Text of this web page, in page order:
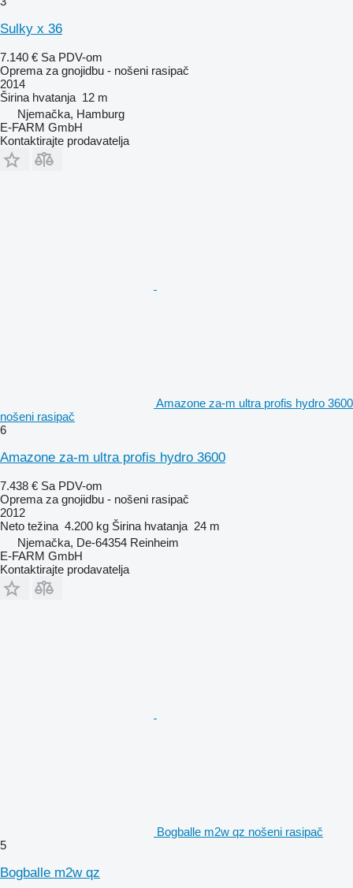
Sulky x 36
7.140 € Sa PDV-om
Oprema za gnojidbu - nošeni rasipač
2014
Širina hvatanja 12 m
Njemačka, Hamburg
E-FARM GmbH
Kontaktirajte prodavatelja
Amazone za-m ultra profis hydro 3600
nošeni rasipač
6
Amazone za-m ultra profis hydro 3600
7.438 € Sa PDV-om
Oprema za gnojidbu - nošeni rasipač
2012
Neto težina 4.200 kg Širina hvatanja 24 m
Njemačka, De-64354 Reinheim
E-FARM GmbH
Kontaktirajte prodavatelja
Bogballe m2w qz nošeni rasipač
5
Bogballe m2w qz